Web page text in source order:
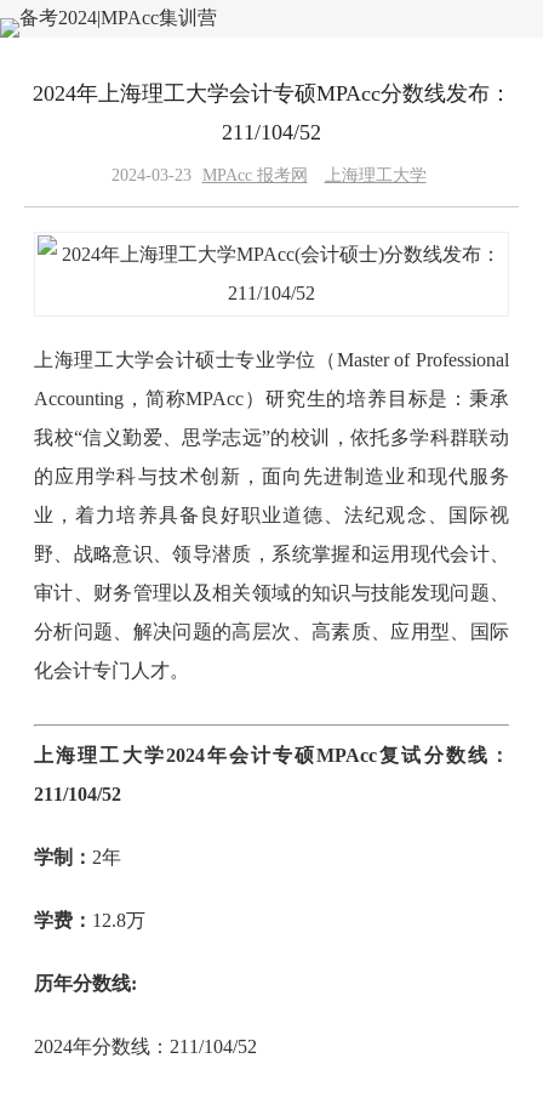
2024年上海理工大学会计专硕MPAcc分数线发布：
211/104/52
2024-03-23 MPAcc 报考网 上海理工大学
上海理工大学会计硕士专业学位（Master of Professional
Accounting，简称MPAcc）研究生的培养目标是：秉承
我校“信义勤爱、思学志远”的校训，依托多学科群联动
的应用学科与技术创新，面向先进制造业和现代服务
业，着力培养具备良好职业道德、法纪观念、国际视
野、战略意识、领导潜质，系统掌握和运用现代会计、
审计、财务管理以及相关领域的知识与技能发现问题、
分析问题、解决问题的高层次、高素质、应用型、国际
化会计专门人才。
上海理工大学2024年会计专硕MPAcc复试分数线：
211/104/52
学制： 2年
学费： 12.8万
历年分数线:
2024年分数线：211/104/52